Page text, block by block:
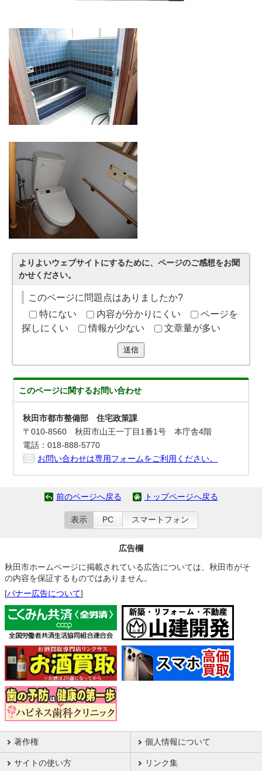
よりよいウェブサイトにするために、ページのご感想をお聞
かせください。
このページに問題点はありましたか?
特にない
内容が分かりにくい
ページを
探しにくい
情報が少ない 文章量が多い
送信
このページに関するお問い合わせ
秋田市都市整備部 住宅政策課
〒010-8560 秋田市山王一丁目1番1号 本庁舎4階
電話：018-888-5770
お問い合わせは専用フォームをご利用ください。
前のページへ戻る トップページへ戻る
表示 PC スマートフォン
広告欄
秋田市ホームページに掲載されている広告については、秋田市がそ
の内容を保証するものではありません。
[バナー広告について]
著作権 個人情報について
サイトの使い方 リンク集